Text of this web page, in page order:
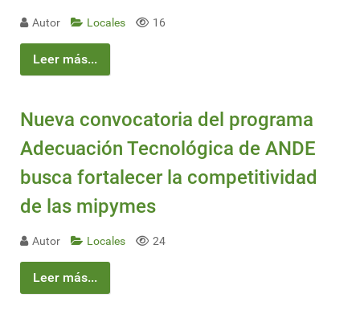
Autor Locales 16
Leer más...
Nueva convocatoria del programa
Adecuación Tecnológica de ANDE
busca fortalecer la competitividad
de las mipymes
Autor Locales 24
Leer más...